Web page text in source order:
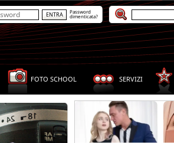
Password
dimenticata?
FOTO SCHOOL SERVIZI